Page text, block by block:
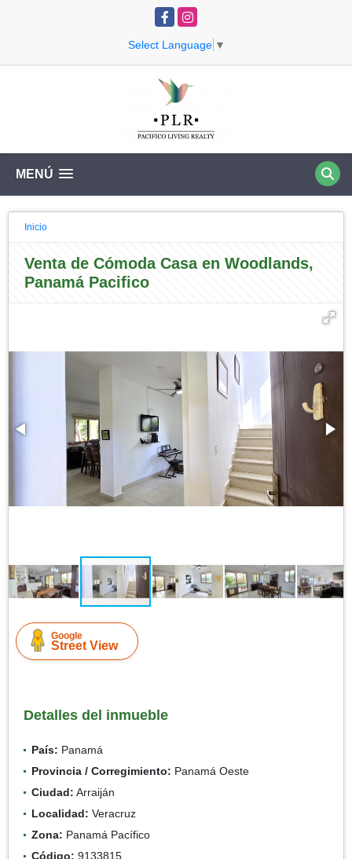
FacebookInstagram
Select Language ▼
MENÚ
Inicio
Venta de Cómoda Casa en Woodlands,
Panamá Pacifico
Google
Street View
Detalles del inmueble
País: Panamá
Provincia / Corregimiento: Panamá Oeste
Ciudad: Arraiján
Localidad: Veracruz
Zona: Panamá Pacífico
Código: 9133815